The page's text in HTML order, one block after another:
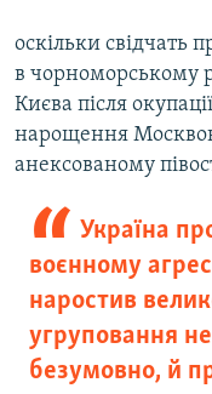
оскільки свідчать
в чорноморському
Києва після
нарощення
анексованому
Україна
воєнному
наростив
угруповання
безумовно, й